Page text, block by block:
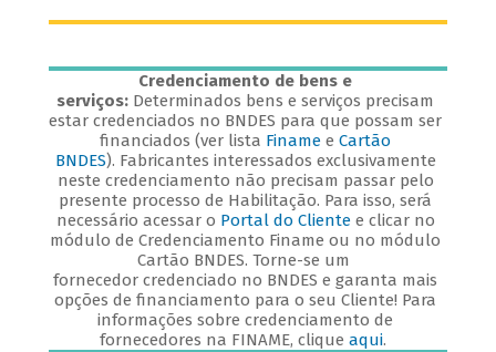
Credenciamento de bens e
serviços: Determinados bens e serviços precisam
estar credenciados no BNDES para que possam ser
financiados (ver lista Finame eCartão
BNDES). Fabricantes interessados exclusivamente
neste credenciamento não precisam passar pelo
presente processo de Habilitação. Para isso, será
necessário acessar o Portal do Cliente e clicar no
módulo de Credenciamento Finame ou no módulo
Cartão BNDES. Torne-se um
fornecedor credenciado no BNDES e garanta mais
opções de financiamento para o seu Cliente! Para
informações sobre credenciamento de
fornecedores na FINAME, cliqueaqui.